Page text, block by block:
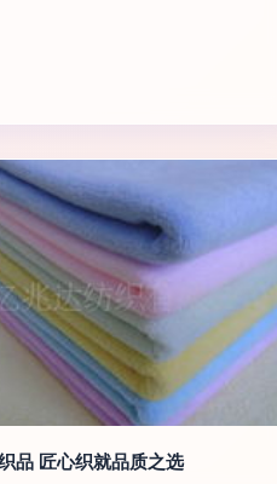
品 匠心织就品质之选